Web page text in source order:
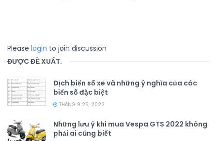
Please login to join discussion
ĐƯỢC ĐỀ XUẤT.
Dịch biển số xe và những ý nghĩa của các
biển số đặc biệt
THÁNG 9 29, 2022
Những lưu ý khi mua Vespa GTS 2022 không
phải ai cũng biết